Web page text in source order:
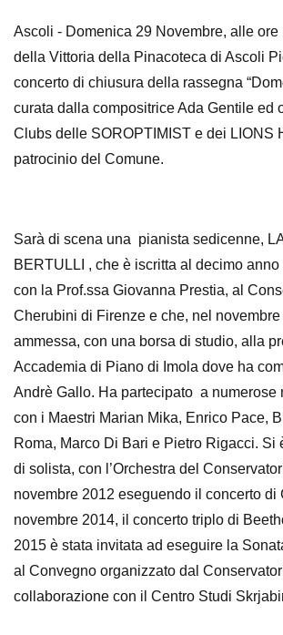
Ascoli - Domenica 29 Novembre, alle ore
della Vittoria della Pinacoteca di Ascoli
concerto di chiusura della rassegna
curata dalla compositrice Ada Gentile ed
Clubs delle SOROPTIMIST e dei LIONS
patrocinio del Comune.
Sarà di scena una pianista sedicenne,
BERTULLI , che è iscritta al decimo anno
con la Prof.ssa Giovanna Prestia, al
Cherubini di Firenze e che, nel novembre
ammessa, con una borsa di studio, alla
Accademia di Piano di Imola dove ha
Andrè Gallo. Ha partecipato a numerose
con i Maestri Marian Mika, Enrico Pace,
Roma, Marco Di Bari e Pietro Rigacci. Si
di solista, con l’Orchestra del
novembre 2012 eseguendo il concerto di
novembre 2014, il concerto triplo di
2015 è stata invitata ad eseguire la
al Convegno organizzato dal
collaborazione con il Centro Studi